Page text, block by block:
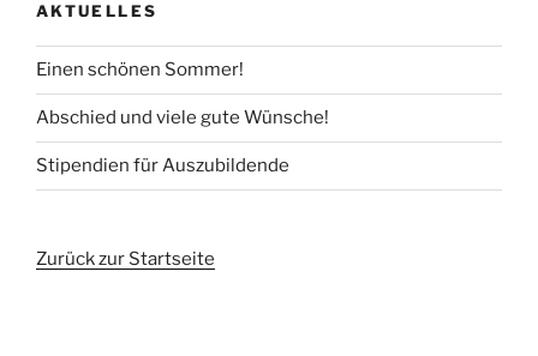
AKTUELLES
Einen schönen Sommer!
Abschied und viele gute Wünsche!
Stipendien für Auszubildende
Zurück zur Startseite